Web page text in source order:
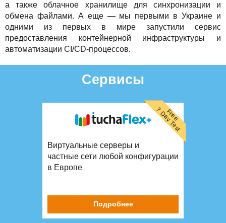
а также облачное хранилище для синхронизации и
обмена файлами. А еще — мы первыми в Украине и
одними из первых в мире запустили сервис
предоставления контейнерной инфраструктуры и
автоматизации CI/CD-процессов.
Сервисы
Free
7 Day Test
Виртуальные серверы и
частные сети любой конфигурации
в Европе
Подробнее